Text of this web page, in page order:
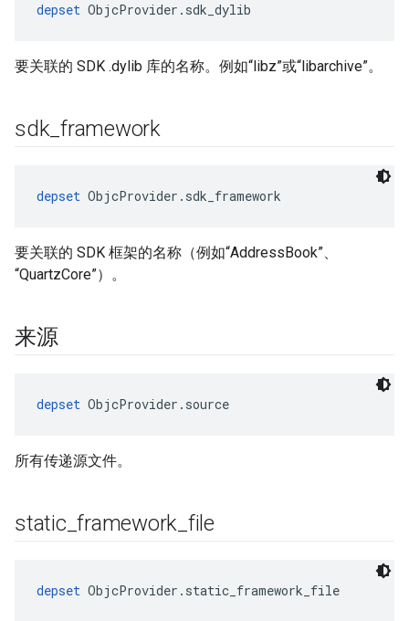
depset ObjcProvider.sdk_dylib
要关联的 SDK .dylib 库的名称。例如“libz”或“libarchive”。
sdk_framework
depset ObjcProvider.sdk_framework
要关联的 SDK 框架的名称（例如“AddressBook”、
“QuartzCore”）。
来源
depset ObjcProvider.source
所有传递源文件。
static _framework file
depset ObjcProvider.static_framework_file